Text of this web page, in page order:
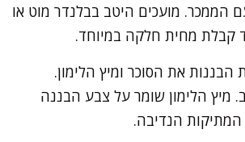
הממכר. מועכים היטב בבלנדר מוט או
קבלת מחית חלקה במיוחד.
הבננות את הסוכר ומיץ הלימון.
מיץ הלימון שומר על צבע הבננה
המתיקות הנדיבה.